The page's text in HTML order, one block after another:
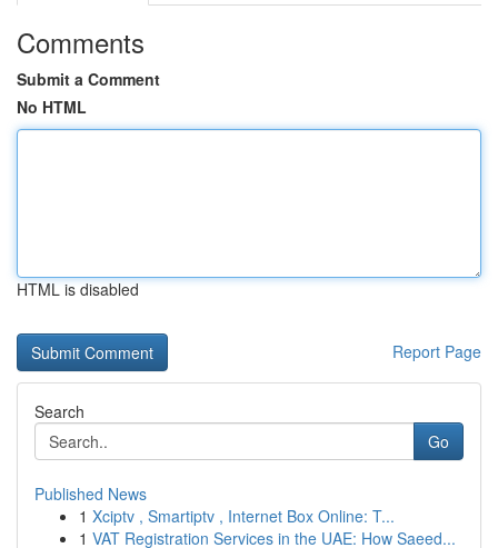
Comments
Submit a Comment
No HTML
HTML is disabled
Report Page
Search
Go
Published News
1 Xciptv , Smartiptv , Internet Box Online: T...
1 VAT Registration Services in the UAE: How Saeed...